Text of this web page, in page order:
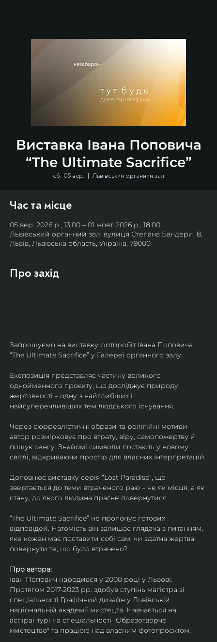
Виставка Івана Поповича
“The Ultimate Sacrifice”
сб, 05 вер.
  |
Львівський органний зал
Час та місце
05 вер. 2026 р., 13:00 – 01 жовт. 2026 р., 18:00
Львівський органний зал, вулиця Степана Бандери, 8,
Львів, Львівська область, Україна, 79000
Про захід
Запрошуємо на виставку фоторобіт Івана Поповича
“The Ultimate Sacrifice” у Галереї органного залу.
Експозиція представляє частину великого
однойменного проєкту, що досліджує природу
жертовності – одну з найглибших і
найсуперечливіших тем людського існування.
Через сюрреалістичні образи та релігійні мотиви
автор розмірковує про втрату, віру, самопожертву й
пошук сенсу. Знайомі символи постають у новому
світлі, відкриваючи простір для власних інтерпретацій.
Доповнює виставку серія “Lost Paradise”, що
звертається до теми втраченого раю – не як місця, а як
стану, до якого людина прагне повернутися.
“The Ultimate Sacrifice” не пропонує готових
відповідей. Натомість він залишає глядача з питанням,
яке кожен має поставити собі сам: чи здатна жертва
повернути те, що було втрачено?
Про автора:
Іван Попович народився у 2000 році у Львові.
Протягом 2017-2023 рр. здобув ступінь магістра зі
спеціальності Графічний дизайн у Львівській
національній академії мистецтв. Навчається на
аспірантурі на спеціальності "Образотворче
мистецтво" та працюю над власним фотопроєктом.